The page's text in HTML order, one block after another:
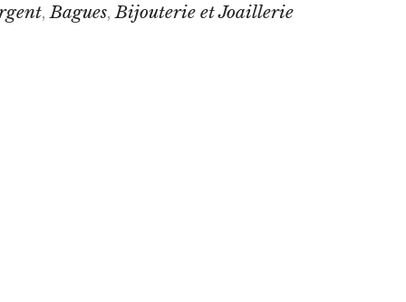
,Bagues,Bijouterie et Joaillerie